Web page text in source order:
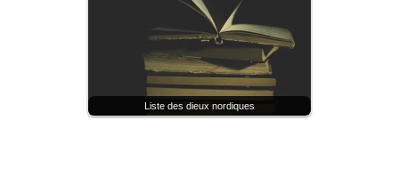
Liste des dieux nordiques